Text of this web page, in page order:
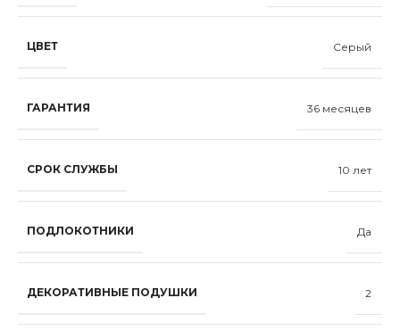
ЦВЕТ Серый
ГАРАНТИЯ 36 месяцев
СРОК СЛУЖБЫ 10 лет
ПОДЛОКОТНИКИ Да
ДЕКОРАТИВНЫЕ ПОДУШКИ 2